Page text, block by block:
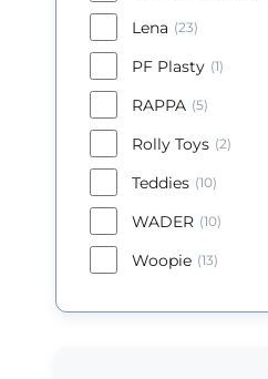
Lena (23)
PF Plasty (1)
RAPPA (5)
Rolly Toys (2)
Teddies (10)
WADER (10)
Woopie (13)